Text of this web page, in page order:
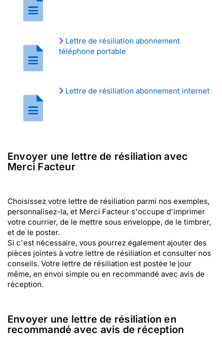
Lettre de résiliation abonnement
téléphone portable
Lettre de résiliation abonnement internet
Envoyer une lettre de résiliation avec
Merci Facteur
Choisissez votre lettre de résiliation parmi nos exemples,
personnalisez-la, et Merci Facteur s'occupe d'imprimer
votre courrier, de le mettre sous enveloppe, de le timbrer,
et de le poster.
Si c'est nécessaire, vous pourrez également ajouter des
pièces jointes à votre lettre de résiliation et consulter nos
conseils. Votre lettre de résiliation est postée le jour
même, en envoi simple ou en recommandé avec avis de
réception.
Envoyer une lettre de résiliation en
recommandé avec avis de réception